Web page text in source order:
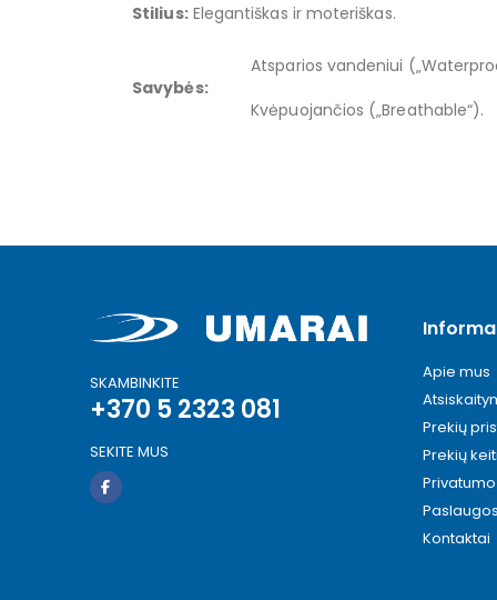
Stilius:Elegantiškas ir moteriškas.
Savybės:
Atsparios vandeniui
Kvėpuojančios („Breathable“).
SKAMBINKITE
+370 5 2323 081
SEKITE MUS
Apie mus
Prekių
Prekių
Paslaugos
Kontaktai